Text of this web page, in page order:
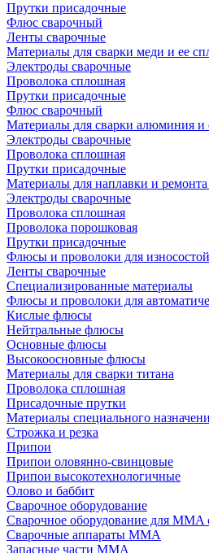
Прутки присадочные
Флюс сварочный
Ленты сварочные
Материалы для сварки меди и ее
Электроды сварочные
Проволока сплошная
Прутки присадочные
Флюс сварочный
Материалы для сварки алюминия и
Электроды сварочные
Проволока сплошная
Прутки присадочные
Материалы для наплавки и ремонта
Электроды сварочные
Проволока сплошная
Проволока порошковая
Прутки присадочные
Флюсы и проволоки для
Ленты сварочные
Специализированные материалы
Флюсы и проволоки для
Кислые флюсы
Нейтральные флюсы
Основные флюсы
Высокоосновные флюсы
Материалы для сварки титана
Проволока сплошная
Присадочные прутки
Материалы специального
Строжка и резка
Припои
Припои оловянно-свинцовые
Припои высокотехнологичные
Олово и баббит
Сварочное оборудование
Сварочное оборудование для MMA
Сварочные аппараты MMA
Запасные части MMA